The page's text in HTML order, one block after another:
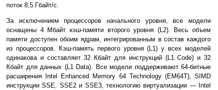
поток 8,5 Гбайт/с.
За исключением процессоров начального уровня, все модели
оснащены 4 Мбайт кэш-памяти второго уровня (L2). Весь объем
памяти доступен обоим ядрам, интегрированным в состав каждого
из процессоров. Кэш-память первого уровня (L1) у всех моделей
одинакова и составляет 32 Кбайт для инструкций (L1 Code) и 32
Кбайт для данных (L1 Data). Все модели поддерживают 64-битные
расширения Intel Enhanced Memory 64 Technology (EM64T), SIMD
инструкции SSE, SSE2 и SSE3, технологию виртуализации — Intel